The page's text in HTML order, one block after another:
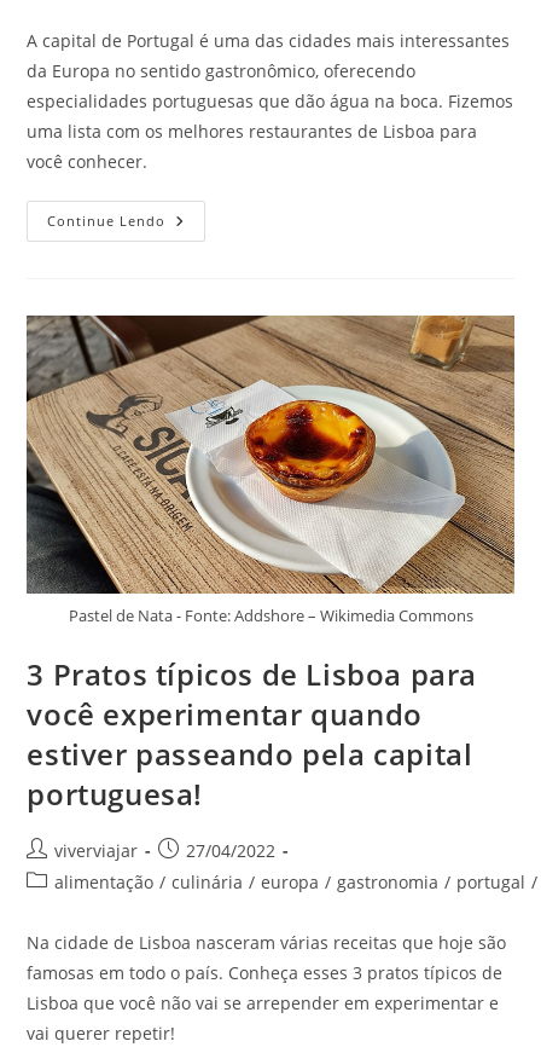
A capital de Portugal é uma das cidades mais interessantes
da Europa no sentido gastronômico, oferecendo
especialidades portuguesas que dão água na boca. Fizemos
uma lista com os melhores restaurantes de Lisboa para
você conhecer.
Continue Lendo Melhores
Restaurantes
Na
Lista
De
Viagem
Dessas
Férias
Pastel de Nata - Fonte: Addshore – Wikimedia Commons
3 Pratos típicos de Lisboa para
você experimentar quando
estiver passeando pela capital
portuguesa!
Autor
do
viverviajar
Post
publicado:
27/04/2022
Categoria
post:
alimentação / culinária / europa / gastronomia / portugal /
Na cidade de Lisboa nasceram várias receitas que hoje são
famosas em todo o país. Conheça esses 3 pratos típicos de
Lisboa que você não vai se arrepender em experimentar e
vai querer repetir!